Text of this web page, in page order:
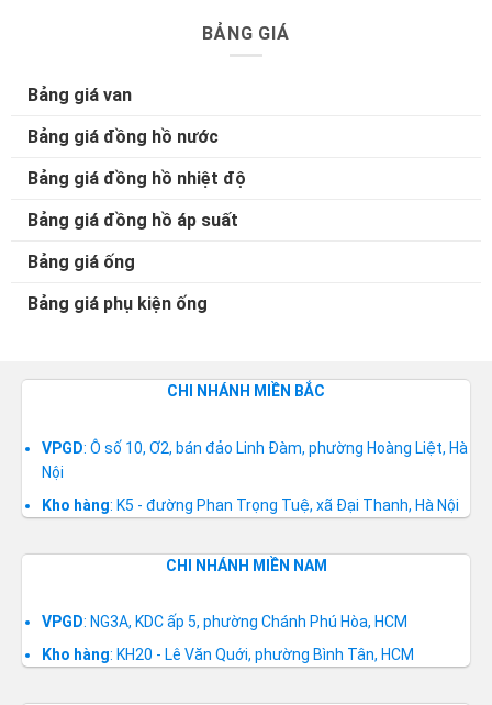
BẢNG GIÁ
Bảng giá van
Bảng giá đồng hồ nước
Bảng giá đồng hồ nhiệt độ
Bảng giá đồng hồ áp suất
Bảng giá ống
Bảng giá phụ kiện ống
CHI NHÁNH MIỀN BẮC
VPGD: Ô số 10, Ơ2, bán đảo Linh Đàm, phường Hoàng Liệt, Hà
Nội
Kho hàng: K5 - đường Phan Trọng Tuệ, xã Đại Thanh, Hà Nội
CHI NHÁNH MIỀN NAM
VPGD: NG3A, KDC ấp 5, phường Chánh Phú Hòa, HCM
Kho hàng: KH20 - Lê Văn Quới, phường Bình Tân, HCM